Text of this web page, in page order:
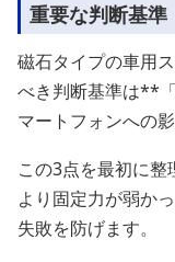
重要な判断基準
磁石タイプの車用
べき判断基準は**
マートフォンへの
この3点を最初に
より固定力が弱か
失敗を防げます。